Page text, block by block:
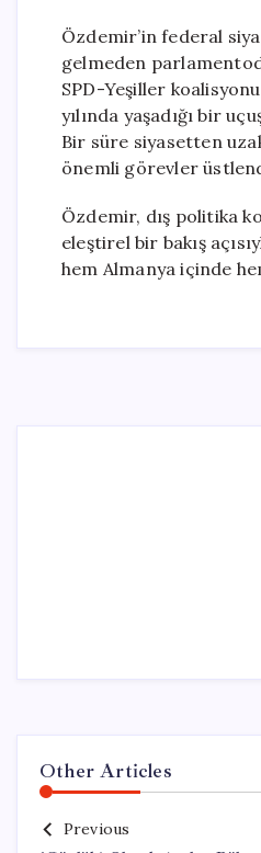
Özdemir’in federal
gelmeden
SPD-Yeşiller
yılında yaşadığı bir
Bir süre siyasetten
önemli görevler
Özdemir, dış politika
eleştirel bir bakış
hem Almanya içinde
Other Articles
Previous